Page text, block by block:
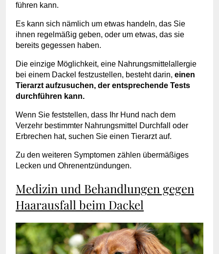
führen kann.
Es kann sich nämlich um etwas handeln, das Sie
ihnen regelmäßig geben, oder um etwas, das sie
bereits gegessen haben.
Die einzige Möglichkeit, eine Nahrungsmittelallergie
bei einem Dackel festzustellen, besteht darin, einen
Tierarzt aufzusuchen, der entsprechende Tests
durchführen kann.
Wenn Sie feststellen, dass Ihr Hund nach dem
Verzehr bestimmter Nahrungsmittel Durchfall oder
Erbrechen hat, suchen Sie einen Tierarzt auf.
Zu den weiteren Symptomen zählen übermäßiges
Lecken und Ohrenentzündungen.
Medizin und Behandlungen gegen
Haarausfall beim Dackel